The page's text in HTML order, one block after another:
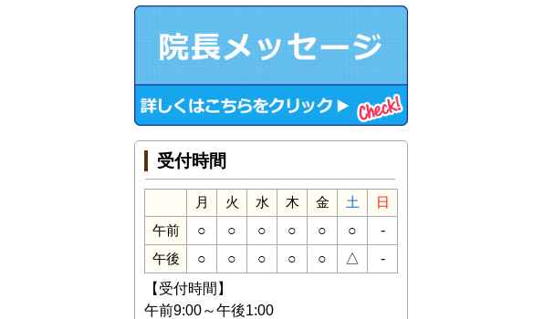
受付時間
月 火 水 木 金 土
日
午前
○ ○ ○ ○ ○ ○ -
午後 ○ ○ ○ ○ ○ △
-
【受付時間】
午前9:00～午後1:00